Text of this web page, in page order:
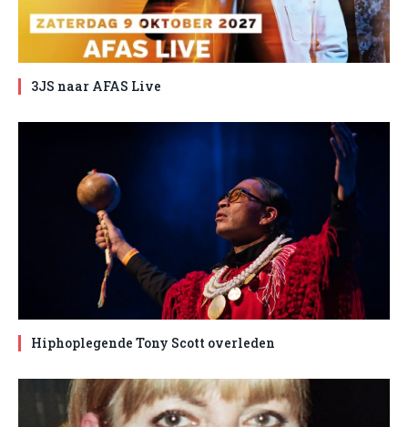
3JS naar AFAS Live
Hiphoplegende Tony Scott overleden